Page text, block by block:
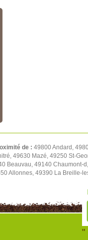
de : 49800 Andard,
49630 Mazé, 49250 St-
Beauvau, 49140
Allonnes, 49390 La Breille-
"